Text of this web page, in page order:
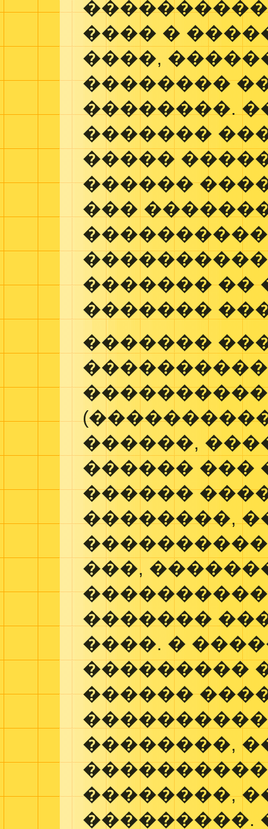
���� �
����,
��������
��������.
�������
�����
������
���
������� ��
�������
�������
������,
������ ���
������
��������,
���,
�������
����. �
���������
������
��������,
��������,
���������.